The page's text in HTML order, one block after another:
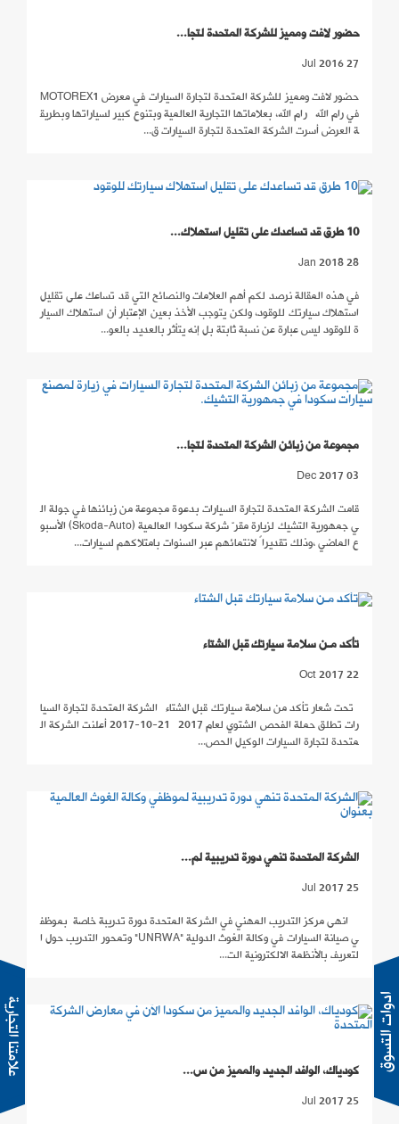
حضور لافت ومميز للشركة المتحدة لتجا...
27 Jul 2016
حضور لافت ومميز للشركة المتحدة لتجارة السيارات في معرض MOTOREX1
في رام الله رام الله، بعلاماتها التجارية العالمية وبتنوع كبير لسياراتها وبطريق
ة العرض أسرت الشركة المتحدة لتجارة السيارات ق...
10 طرق قد تساعدك على تقليل استهلاك...
28 Jan 2018
في هذه المقالة نرصد لكم أهم العلامات والنصائح التي قد تساعك على تقليل
استهلاك سيارتك للوقود، ولكن يتوجب الأخذ بعين الإعتبار أن استهلاك السيار
ة للوقود ليس عبارة عن نسبة ثابتة بل إنه يتأثر بالعديد بالعو...
مجموعة من زبائن الشركة المتحدة لتجا...
03 Dec 2017
قامت الشركة المتحدة لتجارة السيارات بدعوة مجموعة من زبائنها في جولة ال
ي جمهورية التشيك لزيارة مقرّ شركة سكودا العالمية (Skoda-Auto) الأسبو
ع الماضي ،وذلك تقديراً لانتمائهم عبر السنوات بامتلاكهم لسيارات...
تأكد مـن سلامة سيارتك قبل الشتاء
22 Oct 2017
تحت شعار تأكد من سلامة سيارتك قبل الشتاء الشركة المتحدة لتجارة السيا
رات تطلق حملة الفحص الشتوي لعام 2017 21-10-2017 أعلنت الشركة ال
متحدة لتجارة السيارات الوكيل الحص...
الشركة المتحدة تنهي دورة تدريبية لم...
25 Jul 2017
انهى مركز التدريب المهني في الشركة المتحدة دورة تدريبة خاصة بموظف
ي صيانة السيارات في وكالة الغوث الدولية "UNRWA" وتمحور التدريب حول ا
لتعريف بالأنظمة الالكترونية الت...
كودياك، الوافد الجديد والمميز من س...
25 Jul 2017
ادوات التسوق